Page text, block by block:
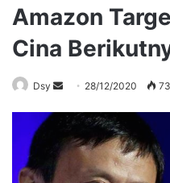
Amazon
Cina
Dsy
Send
email
28/12/2020 73